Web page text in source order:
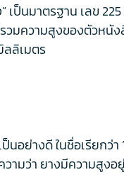
เป็นมาตรฐาน เลข
วมความสูงของตัวห
ลลิเมตร
ย่างดี ในชื่อเรียกว่
มว่า ยางมีความสูง